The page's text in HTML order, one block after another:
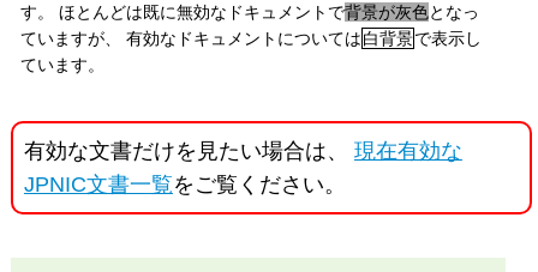
す。 ほとんどは既に無効なドキュメントで背景が灰色となっ
ていますが、 有効なドキュメントについては白背景で表示し
ています。
有効な文書だけを見たい場合は、 現在有効な
JPNIC文書一覧をご覧ください。